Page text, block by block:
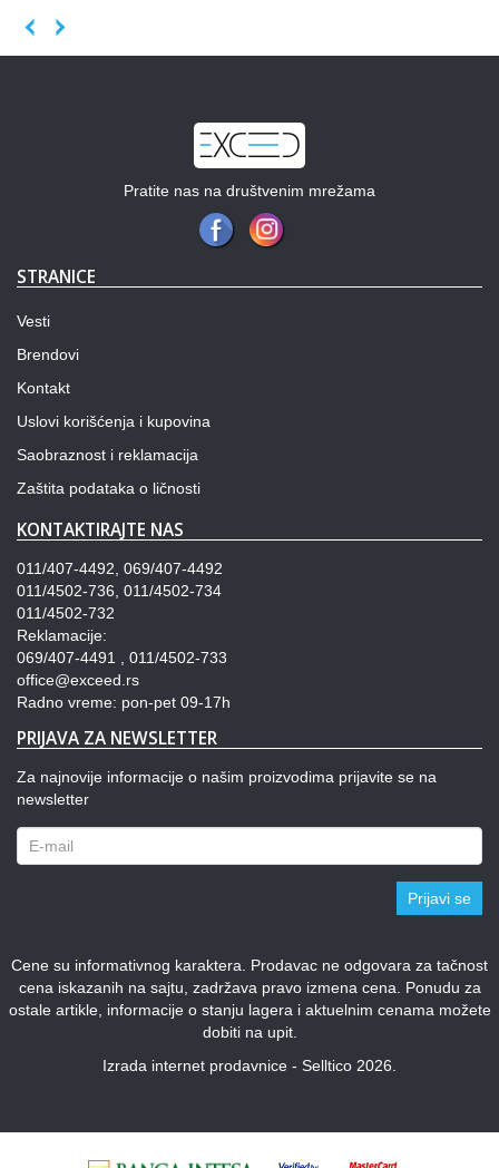
Pratite nas na društvenim mrežama
STRANICE
Vesti
Brendovi
Kontakt
Uslovi korišćenja i kupovina
Saobraznost i reklamacija
Zaštita podataka o ličnosti
KONTAKTIRAJTE NAS
011/407-4492, 069/407-4492
011/4502-736, 011/4502-734
011/4502-732
Reklamacije:
069/407-4491 , 011/4502-733
office@exceed.rs
Radno vreme: pon-pet 09-17h
PRIJAVA ZA NEWSLETTER
Za najnovije informacije o našim proizvodima prijavite se na
newsletter
Prijavi se
Cene su informativnog karaktera. Prodavac ne odgovara za tačnost
cena iskazanih na sajtu, zadržava pravo izmena cena. Ponudu za
ostale artikle, informacije o stanju lagera i aktuelnim cenama možete
dobiti na upit.
Izrada internet prodavnice - Selltico 2026.